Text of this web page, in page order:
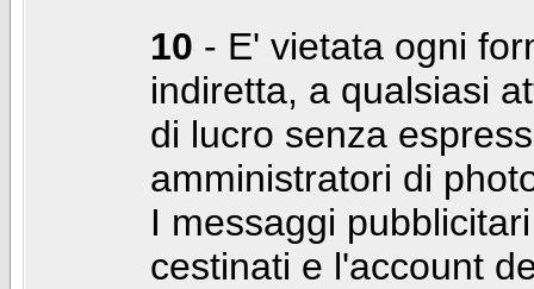
10 - E' vietata ogni
indiretta, a qualsiasi
di lucro senza
amministratori di
I messaggi
cestinati e l'account